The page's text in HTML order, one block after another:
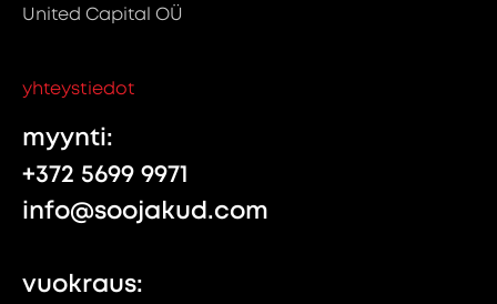
United Capital OÜ
yhteystiedot
myynti:
+372 5699 9971
info@soojakud.com
vuokraus: